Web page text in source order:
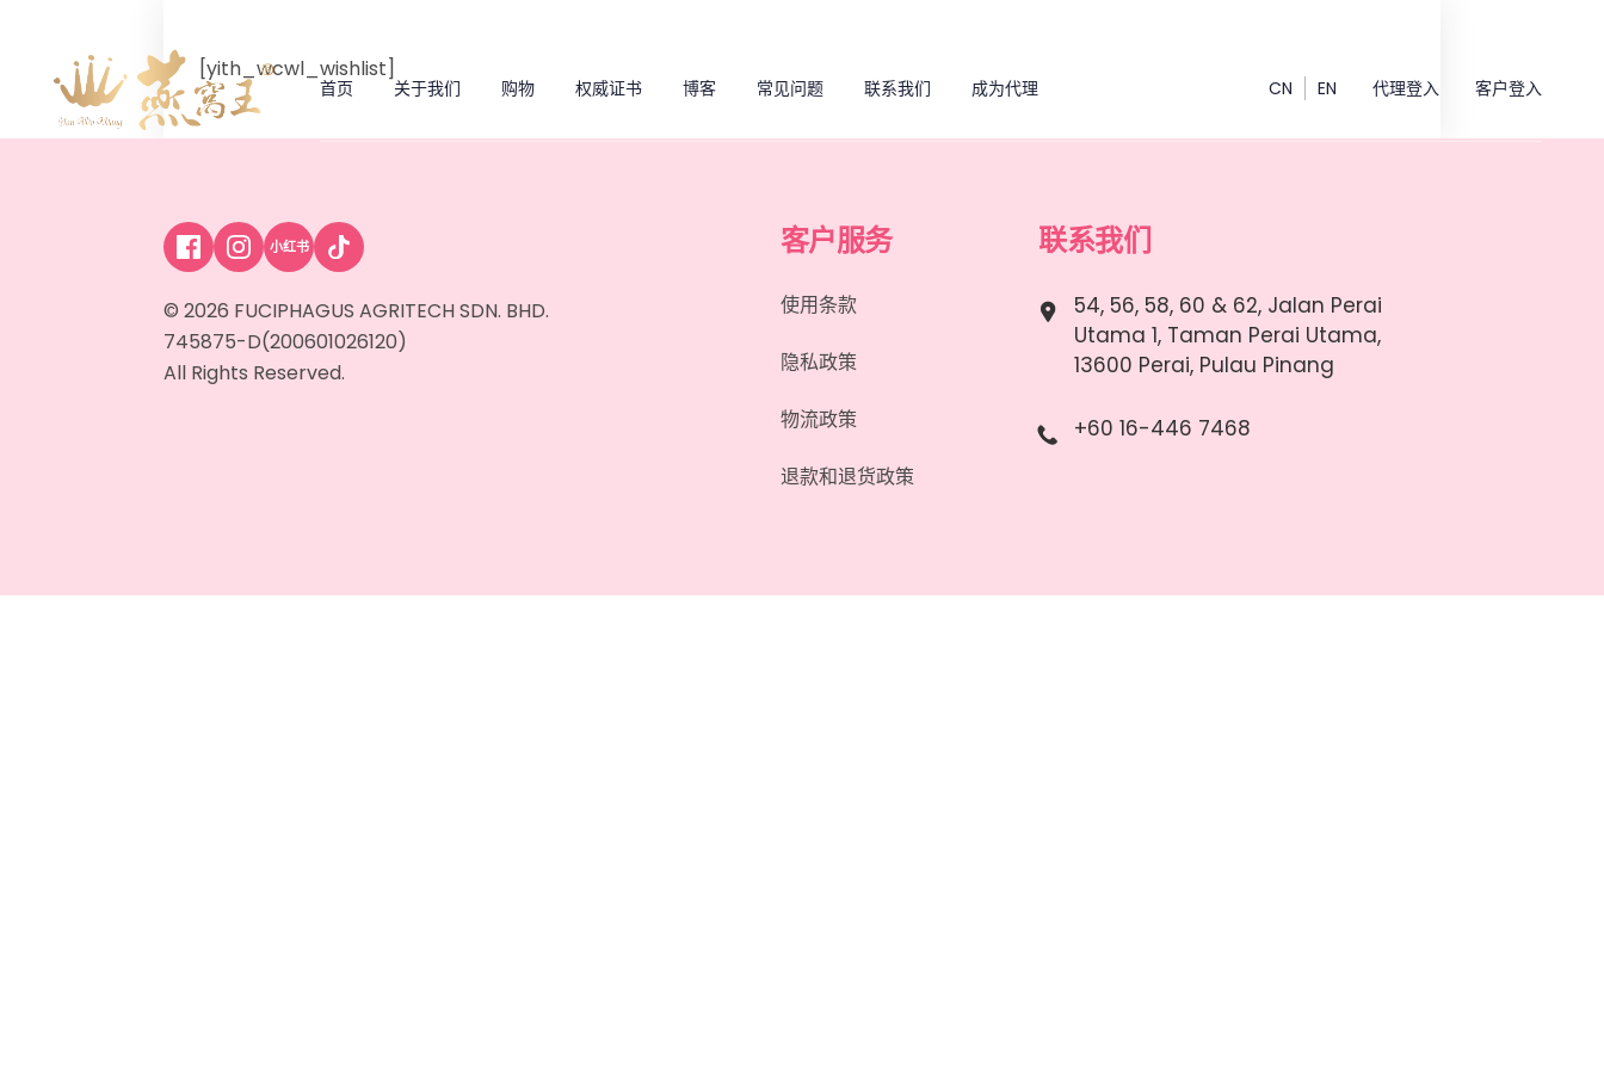
首页 关于我们 购物 权威证书 博客 常见问题 联系我们 客户登入
代理登入
成为代理 EN
CN
[yith_wcwl_wishlist]
小红书
© 2026 FUCIPHAGUS AGRITECH SDN. BHD.
745875-D(200601026120)
All Rights Reserved.
客户服务
使用条款
隐私政策
物流政策
退款和退货政策
联系我们
54, 56, 58, 60 & 62, Jalan Perai
Utama 1, Taman Perai Utama,
13600 Perai, Pulau Pinang
+60 16-446 7468